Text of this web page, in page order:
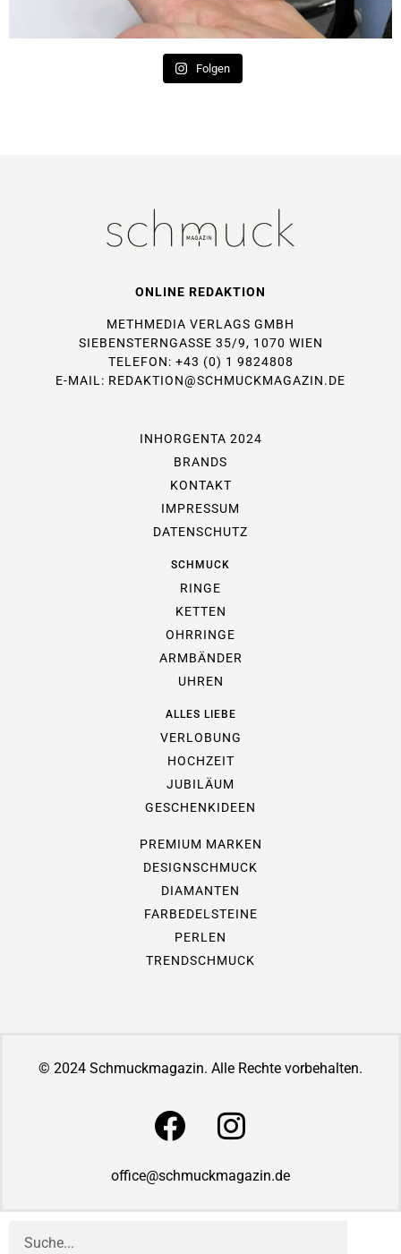
Folgen
ONLINE REDAKTION
METHMEDIA VERLAGS GMBH
SIEBENSTERNGASSE 35/9, 1070 WIEN
TELEFON: +43 (0) 1 9824808
E-MAIL: REDAKTION@SCHMUCKMAGAZIN.DE
INHORGENTA 2024
BRANDS
KONTAKT
IMPRESSUM
DATENSCHUTZ
SCHMUCK
RINGE
KETTEN
OHRRINGE
ARMBÄNDER
UHREN
ALLES LIEBE
VERLOBUNG
HOCHZEIT
JUBILÄUM
GESCHENKIDEEN
PREMIUM MARKEN
DESIGNSCHMUCK
DIAMANTEN
FARBEDELSTEINE
PERLEN
TRENDSCHMUCK
© 2024 Schmuckmagazin. Alle Rechte vorbehalten.
office@schmuckmagazin.de